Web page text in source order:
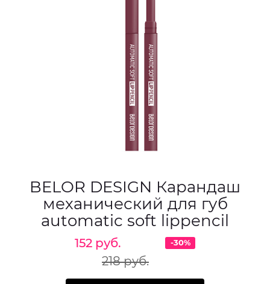
BELOR DESIGN Карандаш
механический для губ
automatic soft lippencil
152 руб.
218 руб.
-30%